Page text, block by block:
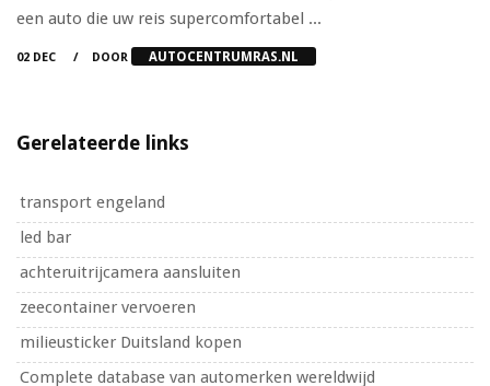
een auto die uw reis supercomfortabel ...
02 DEC DOOR AUTOCENTRUMRAS.NL
Gerelateerde links
transport engeland
led bar
achteruitrijcamera aansluiten
zeecontainer vervoeren
milieusticker Duitsland kopen
Complete database van automerken wereldwijd